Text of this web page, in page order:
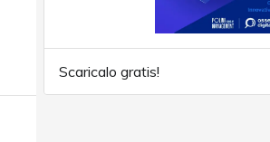
Scaricalo gratis!